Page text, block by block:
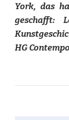
York, das
geschafft:
HG